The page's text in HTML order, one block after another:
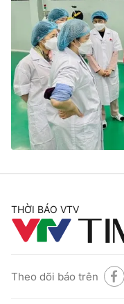
Thế giới
Tin tức
Thế giới đó đây
Câu chuyện quốc tế
Kinh tế
Tài chính
Thị trường
Góc doanh nghiệp
Dữ liệu và đời sống
Truyền hình
Phim VTV
Hậu trường
Giải trí
Điện ảnh
Âm nhạc
Du lịch
THỜI BÁO VTV
Theo dõi báo trên